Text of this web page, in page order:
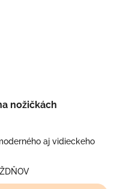
nožičkách
aj vidieckeho